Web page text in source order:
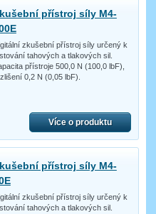
přístroj síly M4-
zkušební přístroj síly určený k
tahových a tlakových sil.
přístroje 500,0 N (100,0 lbF),
0,2 N (0,05 lbF).
Více o produktu
přístroj síly M4-
zkušební přístroj síly určený k
tahových a tlakových sil.